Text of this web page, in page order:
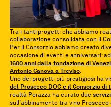
Tra i tanti progetti che abbiamo
collaborazione consolidata con il
Per il Consorzio abbiamo creato
occasione di eventi e anniversari:
1600 anni dalla fondazione di
Antonio Canova a Treviso.
Uno dei progetti più prestigiosi ha
del Prosecco DOC e il Consorzio di
realtà Perazza ha curato due
sull’abbinamento tra vino